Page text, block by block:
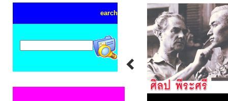
earch